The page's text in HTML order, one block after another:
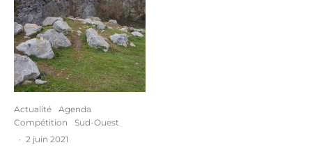
Actualité
Agenda
Compétition
Sud-Ouest
· 2 juin 2021